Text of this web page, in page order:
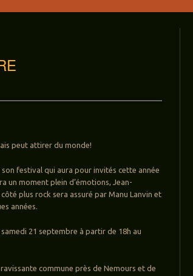
peut attirer du monde!
festival qui aura pour invités cette année
un moment plein d’émotions, Jean-
plus rock sera assuré par Manu Lanvin et
années.
21 septembre à partir de 18h au
commune près de Nemours et de